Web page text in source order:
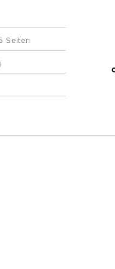
Seiten